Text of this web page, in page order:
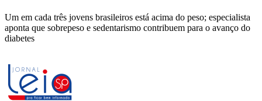
Um em cada três jovens brasileiros está acima do peso; especialista
aponta que sobrepeso e sedentarismo contribuem para o avanço do
diabetes